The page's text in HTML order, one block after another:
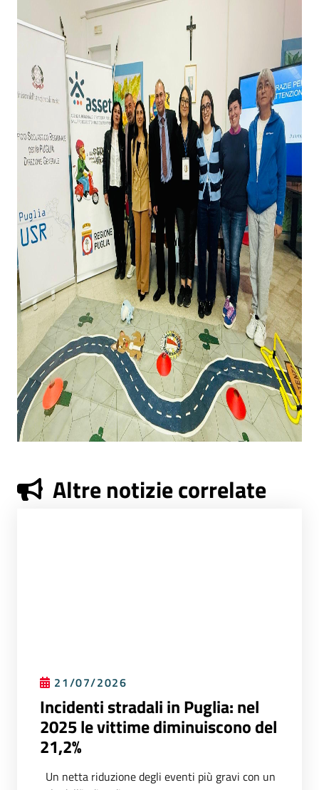
Altre notizie correlate
21/07/2026
Incidenti stradali in Puglia: nel
2025 le vittime diminuiscono del
21,2%
Un netta riduzione degli eventi più gravi con un